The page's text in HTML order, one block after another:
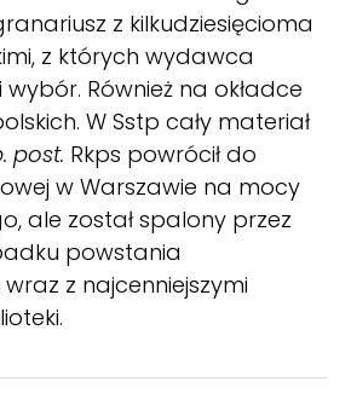
z kilkudziesięcioma
z których wydawca
Również na okładce
W Sstp cały materiał
post. Rkps powrócił do
w Warszawie na mocy
ale został spalony przez
powstania
z najcenniejszymi